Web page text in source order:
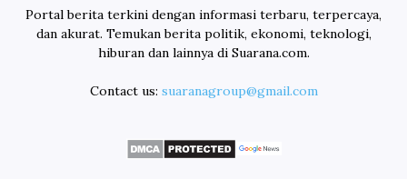
Portal berita terkini dengan informasi terbaru, terpercaya,
dan akurat. Temukan berita politik, ekonomi, teknologi,
hiburan dan lainnya di Suarana.com.
Contact us: suaranagroup@gmail.com